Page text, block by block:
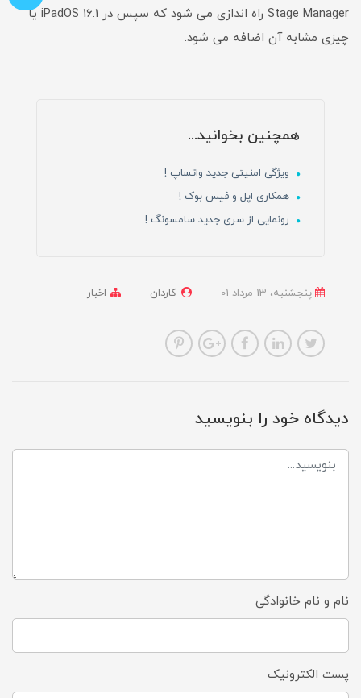
Stage Manager راه اندازی می شود که سپس در iPadOS 16.1 یا
چیزی مشابه آن اضافه می شود.
همچنین بخوانید...
ویژگی امنیتی جدید واتساپ !
همکاری اپل و فیس بوک !
رونمایی از سری جدید سامسونگ !
پنجشنبه، 13 مرداد 01 کاردان اخبار
دیدگاه خود را بنویسید
نام و نام خانوادگی
پست الکترونیک